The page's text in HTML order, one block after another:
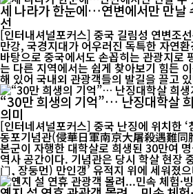
세 나라가 한눈에…연변에서만 만날
선
[인터내셔널포커스] 중국 길림성 연변조
만강, 국경지대가 어우러진 독특한 자연
바탕으로 중국에서도 손꼽히는 관광지로
는 다른 지역에서는 쉽게 찾아보기 힘든
“30만 희생의 기억”… 난징대학살
의미
[인터네셔널포커스] 중국 난징에 위치한
동포기념관(侵華日軍南京大屠殺遇難同
본군이 자행한 대학살로 희생된 30만여
역사 공간이다. 기념관은 당시 학살 현장
门, 장둥먼) 만인갱’ 유적지 위에 세워졌